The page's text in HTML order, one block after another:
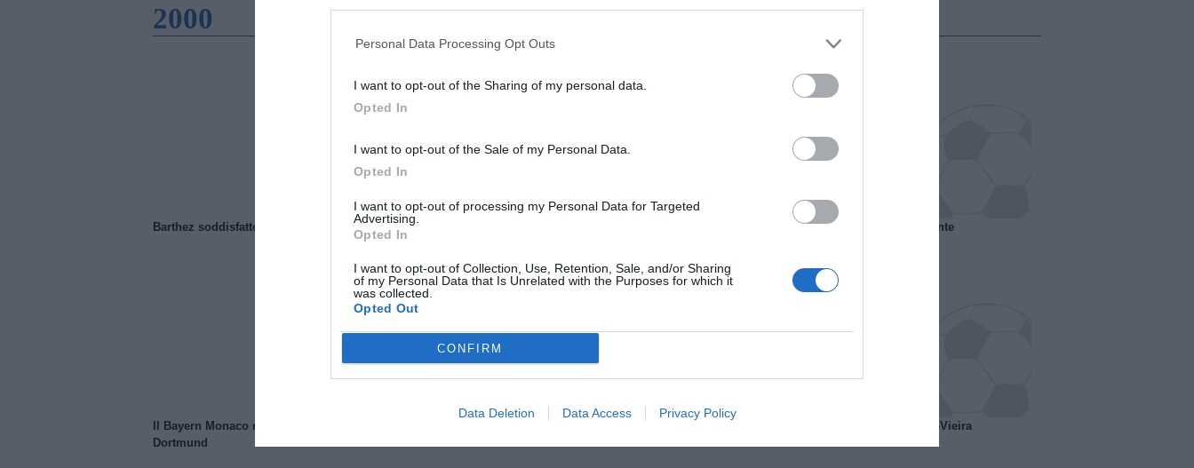
Personal Data Processing Opt Outs
I want to opt-out of the Sharing of my personal data.
Opted In
I want to opt-out of the Sale of my Personal Data.
Opted In
I want to opt-out of processing my Personal Data for Targeted
Advertising.
Opted In
I want to opt-out of Collection, Use, Retention, Sale, and/or Sharing
of my Personal Data that Is Unrelated with the Purposes for which it
was collected.
Opted Out
CONFIRM
Data Deletion Data Access Privacy Policy
2000
Barthez soddisfatto del Manchester United Francia, il Marsiglia senza presidente
Il Bayern Monaco ridimensiona il Borussia
Dortmund
A gennaio ipotesi scambio Davids-Vieira